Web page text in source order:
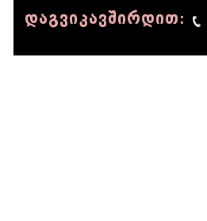
დაგვიკავშირდით: